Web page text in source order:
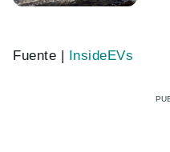
Fuente | InsideEVs